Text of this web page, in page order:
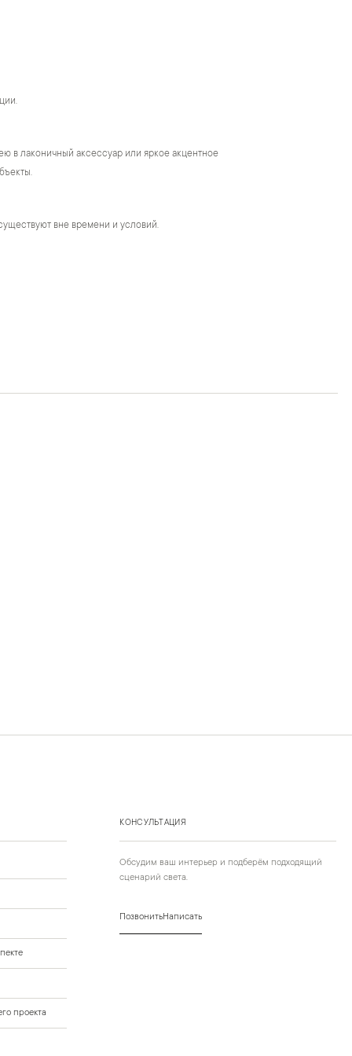
в лаконичный аксессуар или яркое акцентное
вне времени и условий.
КОНСУЛЬТАЦИЯ
Обсудим ваш интерьер и подберём подходящий
сценарий света.
ПозвонитьНаписать
проекта